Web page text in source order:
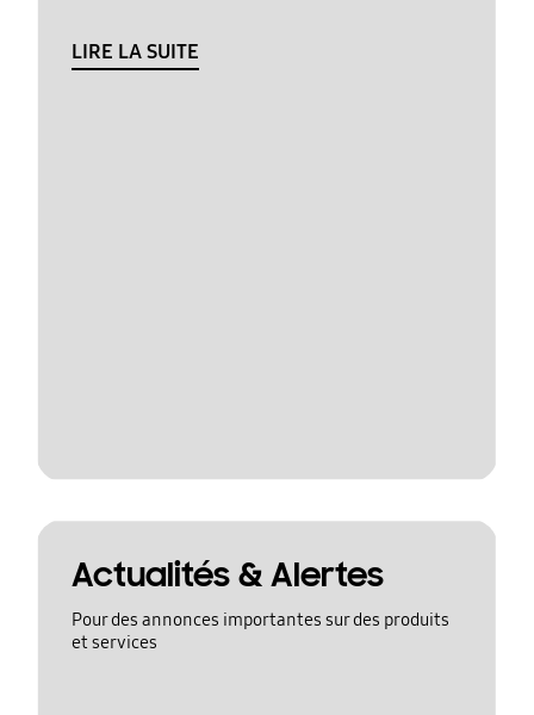
LIRE LA SUITE
Actualités & Alertes
Pour des annonces importantes sur des produits
et services